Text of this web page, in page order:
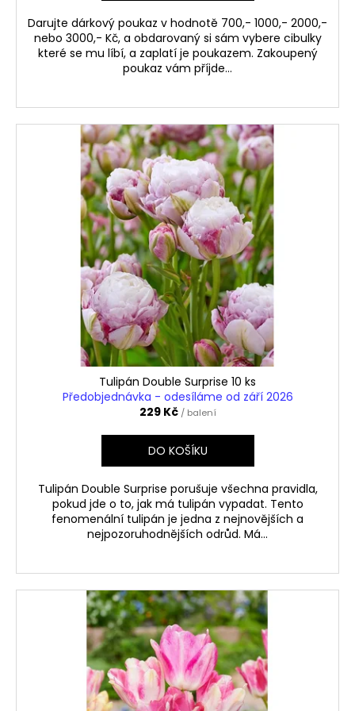
Darujte dárkový poukaz v hodnotě 700,- 1000,- 2000,-
nebo 3000,- Kč, a obdarovaný si sám vybere cibulky
které se mu líbí, a zaplatí je poukazem. Zakoupený
poukaz vám příjde...
Tulipán Double Surprise 10 ks
Předobjednávka - odesíláme od září 2026
229 Kč / balení
DO KOŠÍKU
Tulipán Double Surprise porušuje všechna pravidla,
pokud jde o to, jak má tulipán vypadat. Tento
fenomenální tulipán je jedna z nejnovějších a
nejpozoruhodnějších odrůd. Má...